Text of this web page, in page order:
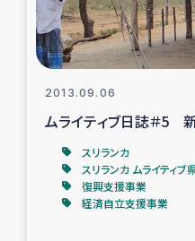
漁
経済
居
2013.09.06
ムライティブ日誌＃5
スリランカ
スリランカ ムライティ
復興支援事業
経済自立支援事業